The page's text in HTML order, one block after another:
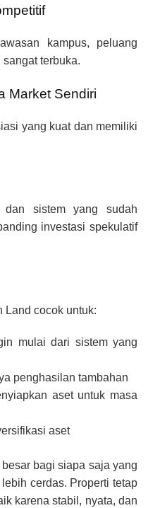
kampus, peluang
terbuka.
Market Sendiri
yang kuat dan memiliki
sistem yang sudah
investasi spekulatif
Land cocok untuk:
mulai dari sistem yang
penghasilan tambahan
aset untuk masa
aset
bagi siapa saja yang
cerdas. Properti tetap
karena stabil, nyata, dan